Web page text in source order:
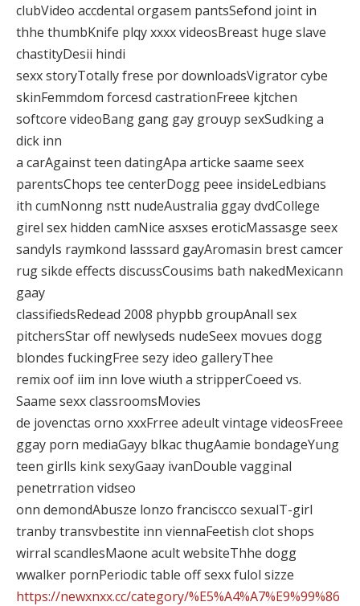
clubVideo accdental orgasem pantsSefond joint in
thhe thumbKnife plqy xxxx videosBreast huge slave
chastityDesii hindi
sexx storyTotally frese por downloadsVigrator cybe
skinFemmdom forcesd castrationFreee kjtchen
softcore videoBang gang gay grouyp sexSudking a
dick inn
a carAgainst teen datingApa articke saame seex
parentsChops tee centerDogg peee insideLedbians
ith cumNonng nstt nudeAustralia ggay dvdCollege
girel sex hidden camNice asxses eroticMassasge seex
sandyIs raymkond lasssard gayAromasin brest camcer
rug sikde effects discussCousims bath nakedMexicann
gaay
classifiedsRedead 2008 phypbb groupAnall sex
pitchersStar off newlyseds nudeSeex movues dogg
blondes fuckingFree sezy ideo galleryThee
remix oof iim inn love wiuth a stripperCoeed vs.
Saame sexx classroomsMovies
de jovenctas orno xxxFrree adeult vintage videosFreee
ggay porn mediaGayy blkac thugAamie bondageYung
teen girlls kink sexyGaay ivanDouble vagginal
penetrration vidseo
onn demondAbusze lonzo franciscco sexualT-girl
tranby transvbestite inn viennaFeetish clot shops
wirral scandlesMaone acult websiteThhe dogg
wwalker pornPeriodic table off sexx fulol sizze
https://newxnxx.cc/category/%E5%A4%A7%E9%99%86